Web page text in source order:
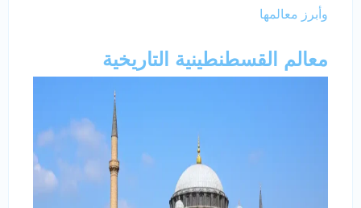
وأبرز معالمها
معالم القسطنطينية التاريخية